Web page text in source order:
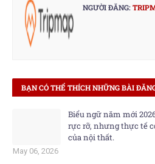
NGƯỜI ĐĂNG:
BẠN CÓ THỂ THÍCH NHỮNG BÀI
Biểu ngữ năm mới
rực rỡ, nhưng thực tế
của nội thất.
May 06, 2026